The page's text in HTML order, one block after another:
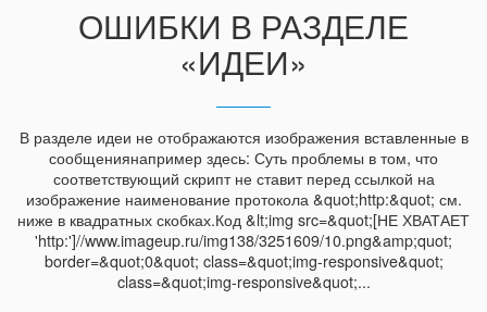
ОШИБКИ В РАЗДЕЛЕ
«ИДЕИ»
В разделе идеи не отображаются изображения вставленные в
сообщениянапример здесь: Суть проблемы в том, что
соответствующий скрипт не ставит перед ссылкой на
изображение наименование протокола &quot;http:&quot; см.
ниже в квадратных скобках.Код &lt;img src=&quot;[НЕ ХВАТАЕТ
'http:']//www.imageup.ru/img138/3251609/10.png&amp;quot;
border=&quot;0&quot; class=&quot;img-responsive&quot;
class=&quot;img-responsive&quot;...